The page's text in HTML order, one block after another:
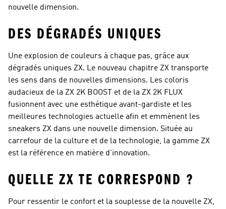
nouvelle dimension.
DES DÉGRADÉS UNIQUES
Une explosion de couleurs à chaque pas, grâce aux
dégradés uniques ZX. Le nouveau chapitre ZX transporte
les sens dans de nouvelles dimensions. Les coloris
audacieux de la ZX 2K BOOST et de la ZX 2K FLUX
fusionnent avec une esthétique avant-gardiste et les
meilleures technologies actuelle afin et emmènent les
sneakers ZX dans une nouvelle dimension. Située au
carrefour de la culture et de la technologie, la gamme ZX
est la référence en matière d'innovation.
QUELLE ZX TE CORRESPOND ?
Pour ressentir le confort et la souplesse de la nouvelle ZX,